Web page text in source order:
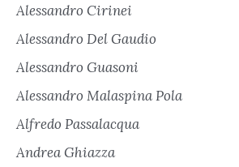
Alessandro Cirinei
Alessandro Del Gaudio
Alessandro Guasoni
Alessandro Malaspina Pola
Alfredo Passalacqua
Andrea Ghiazza